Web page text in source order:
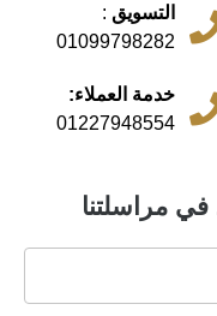
التسويق :
01099798282
خدمة العملاء:
01227948554
في مراسلتنا